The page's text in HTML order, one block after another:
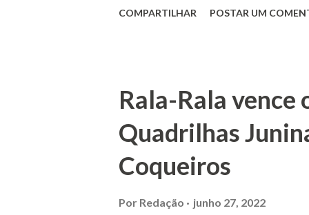
apontam que alguns
apropriar-se da volumosa
de Janeiro e casou-se com
COMPARTILHAR POSTAR UM
Rala-Rala vence
Quadrilhas
Coqueiros
Por Redação junho 27, 2022